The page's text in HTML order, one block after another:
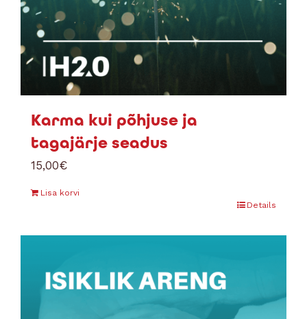
Karma kui põhjuse ja
tagajärje seadus
15,00€
Lisa korvi
Details